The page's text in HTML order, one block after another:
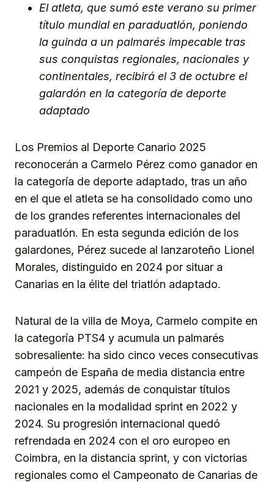
El atleta, que sumó este verano su primer
título mundial en paraduatlón, poniendo
la guinda a un palmarés impecable tras
sus conquistas regionales, nacionales y
continentales, recibirá el 3 de octubre el
galardón en la categoría de deporte
adaptado
Los Premios al Deporte Canario 2025
reconocerán a Carmelo Pérez como ganador en
la categoría de deporte adaptado, tras un año
en el que el atleta se ha consolidado como uno
de los grandes referentes internacionales del
paraduatlón. En esta segunda edición de los
galardones, Pérez sucede al lanzaroteño Lionel
Morales, distinguido en 2024 por situar a
Canarias en la élite del triatlón adaptado.
Natural de la villa de Moya, Carmelo compite en
la categoría PTS4 y acumula un palmarés
sobresaliente: ha sido cinco veces consecutivas
campeón de España de media distancia entre
2021 y 2025, además de conquistar títulos
nacionales en la modalidad sprint en 2022 y
2024. Su progresión internacional quedó
refrendada en 2024 con el oro europeo en
Coimbra, en la distancia sprint, y con victorias
regionales como el Campeonato de Canarias de